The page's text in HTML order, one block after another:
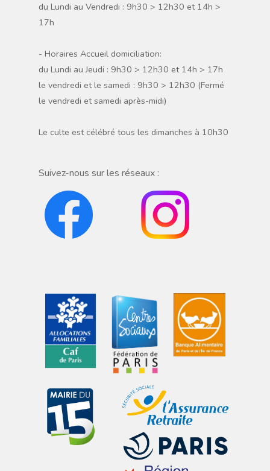
du Lundi au Vendredi : 9h30 > 12h30 et 14h >
17h
- Horaires Accueil domiciliation:
du Lundi au Jeudi : 9h30 > 12h30 et 14h > 17h
le vendredi et le samedi : 9h30 > 12h30 (Fermé
le vendredi et samedi après-midi)
Le culte est célébré tous les dimanches à 10h30
Suivez-nous sur les réseaux :